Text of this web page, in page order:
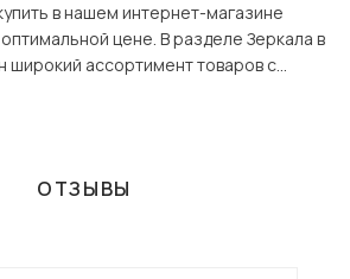
в нашем интернет-магазине
цене. В разделе Зеркала в
широкий ассортимент товаров с
включая Шатура. Всего
- 381 шт.
ОТЗЫВЫ